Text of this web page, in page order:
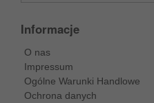
Informacje
O nas
Impressum
Ogólne Warunki Handlowe
Ochrona danych